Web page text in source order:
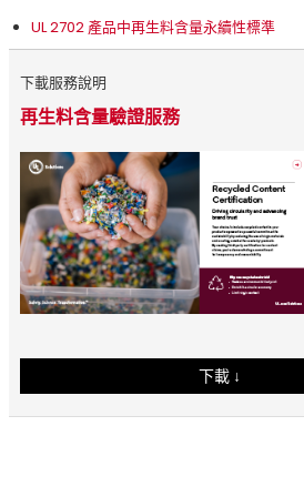
UL 2702 產品中再生料含量永續性標準
下載服務說明
再生料含量驗證服務
下載 ↓